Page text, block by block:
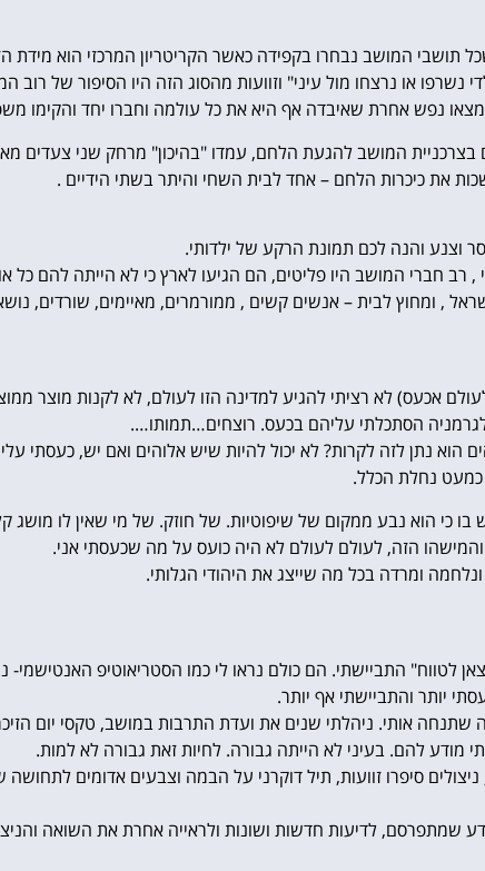
המושב נבחרו בקפידה כאשר הקריטריון המרכזי הוא מידת
או נרצחו מול עיני" וזוועות מהסוג הזה היו הסיפור של רוב
נפש אחרת שאיבדה אף היא את כל עולמה וחברו יחד והקימו
בצרכניית המושב להגעת הלחם, עמדו "בהיכון" מרחק שני צעדים
את כיכרות הלחם – אחד לבית השחי והיתר בשתי הידיים .
וצנע והנה לכם תמונת הרקע של ילדותי.
, רב חברי המושב היו פליטים, הם הגיעו לארץ כי לא הייתה להם
, ומחוץ לבית – אנשים קשים , ממורמרים, מאיימים, שורדים,
אכעס) לא רציתי להגיע למדינה הזו לעולם, לא לקנות מוצר
הסתכלתי עליהם בכעס. רוצחים…תמותו….
נתן לזה לקרות? לא יכול להיות שיש אלוהים ואם יש, כעסתי
כמעט נחלת הכלל.
כי הוא נבע ממקום של שיפוטיות. של חוזק. של מי שאין לו מושג
והמישהו הזה, לעולם לעולם לא היה כועס על מה שכעסתי אני.
ומרדה בכל מה שייצג את היהודי הגלותי.
התביישתי. הם כולם נראו לי כמו הסטריאוטיפ האנטישמי-
יותר והתביישתי אף יותר.
אותי. ניהלתי שנים את ועדת התרבות במושב, טקסי יום
מודע להם. בעיני לא הייתה גבורה. לחיות זאת גבורה לא למות.
סיפרו זוועות, תיל דוקרני על הבמה וצבעים אדומים
לדיעות חדשות ושונות ולראייה אחרת את השואה